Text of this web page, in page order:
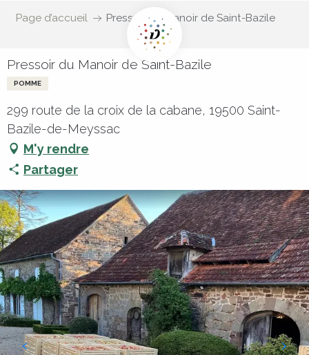
Page d’accueil Pressoir du Manoir de Saint-Bazile
Pressoir du Manoir de Saint-Bazile
POMME
299 route de la croix de la cabane, 19500 Saint-
Bazile-de-Meyssac
M'y rendre
Partager